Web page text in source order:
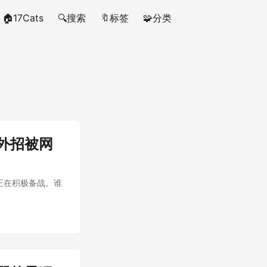
🏠17Cats 🔍搜索 🔖标签 🧩分类
招被网
在积极备战。谁